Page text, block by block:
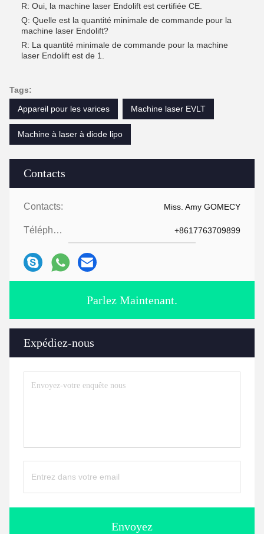
Contacts
Contacts: Miss. Amy GOMECY
Téléphone: +8617763709899
Parlez Maintenant.
Expédiez-nous
Envoyez
R: Oui, la machine laser Endolift est certifiée CE.
Q: Quelle est la quantité minimale de commande pour la
machine laser Endolift?
R: La quantité minimale de commande pour la machine
laser Endolift est de 1.
Tags:
Appareil pour les varices
Machine laser EVLT
Machine à laser à diode lipo